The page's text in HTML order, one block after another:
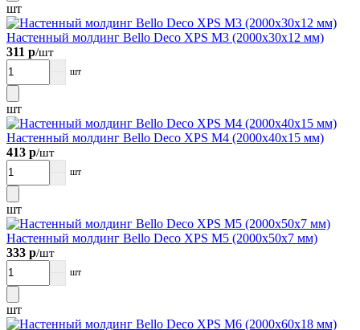
шт
Настенный молдинг Bellо Deco XPS М3 (2000х30х12 мм)
311 р/шт
шт
шт
Настенный молдинг Bellо Deco XPS М4 (2000х40х15 мм)
413 р/шт
шт
шт
Настенный молдинг Bellо Deco XPS М5 (2000х50х7 мм)
333 р/шт
шт
шт